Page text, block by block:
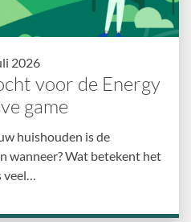
2026
voor de Energy
game
huishouden is de
wanneer? Wat betekent het
veel…